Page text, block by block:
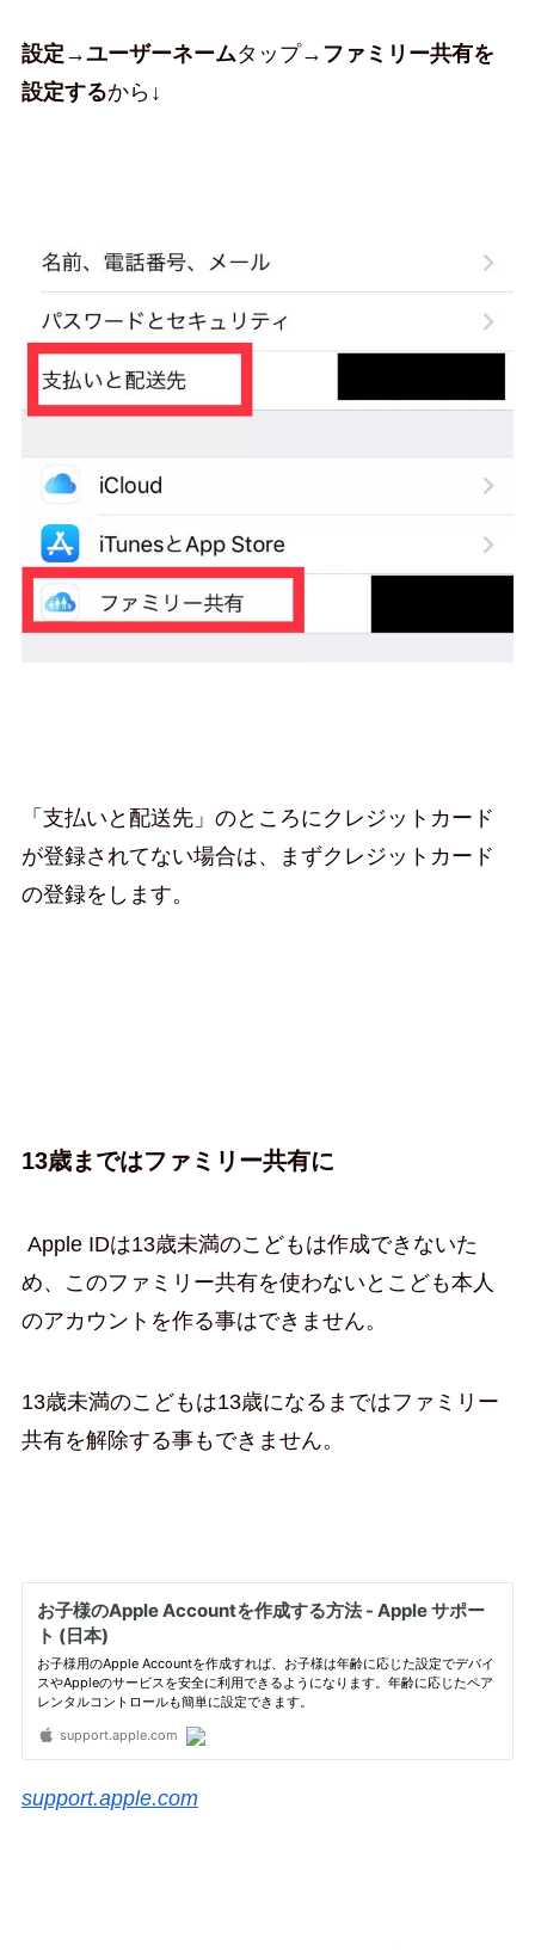
設定 →ユーザーネームタップ→ ファミリー共有を
設定するから↓
「支払いと配送先」のところにクレジットカード
が登録されてない場合は、まずクレジットカード
の登録をします。
13歳まではファミリー共有に
Apple IDは13歳未満のこどもは作成できないた
め、このファミリー共有を使わないとこども本人
のアカウントを作る事はできません。
13歳未満のこどもは13歳になるまではファミリー
共有を解除する事もできません。
support.apple.com